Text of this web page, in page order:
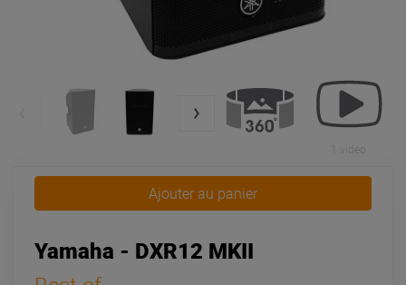
1 vidéo
Ajouter au panier
Yamaha - DXR12 MKII